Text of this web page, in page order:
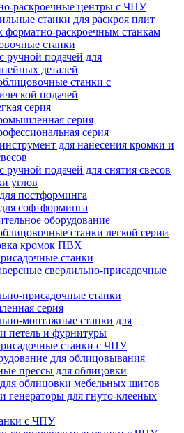
раскроечные центры с ЧПУ
станки для раскроя плит
раскроечным станкам
станки
ручной подачей для
деталей
станки с
подачей
серия
серия
серия
для нанесения кромки и
ручной подачей для снятия свесов
углов
постформинга
софтформинга
оборудование
станки легкой серии
кромок ПВХ
станки
сверлильно-присадочные
присадочные станки
серия
монтажные станки для
петель и фурнитуры
станки с ЧПУ
для облицовывания
прессы для облицовки
облицовки мебельных щитов
генераторы для гнуто-клееных
с ЧПУ